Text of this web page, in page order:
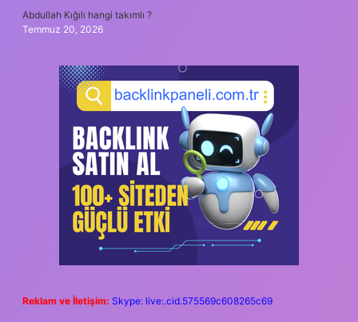
Abdullah Kığılı hangi takımlı ?
Temmuz 20, 2026
Reklam ve İletişim: Skype: live:.cid.575569c608265c69